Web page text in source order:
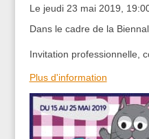
Le jeudi 23 mai 2019,
Dans le cadre de la
Invitation professionnelle,
Plus d'information